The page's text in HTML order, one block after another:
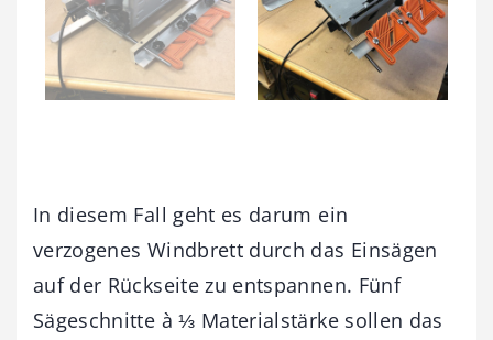
In diesem Fall geht es darum ein
verzogenes Windbrett durch das Einsägen
auf der Rückseite zu entspannen. Fünf
Sägeschnitte à ⅓ Materialstärke sollen das